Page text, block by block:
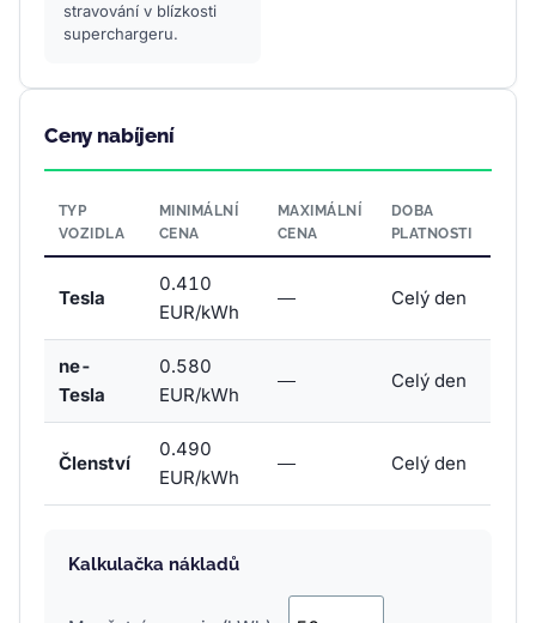
stravování v blízkosti
superchargeru.
Ceny nabíjení
TYP
VOZIDLA
MINIMÁLNÍ
CENA
MAXIMÁLNÍ
CENA
DOBA
PLATNOSTI
Tesla
0.410
EUR/kWh
— Celý den
ne-
Tesla
0.580
EUR/kWh
— Celý den
Členství
0.490
EUR/kWh
— Celý den
Kalkulačka nákladů